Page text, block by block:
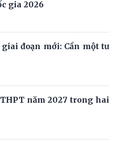
gia 2026
đoạn mới: Cần một tư
năm 2027 trong hai